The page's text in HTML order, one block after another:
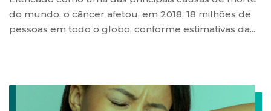
do mundo, o câncer afetou, em 2018, 18 milhões de
pessoas em todo o globo, conforme estimativas da...